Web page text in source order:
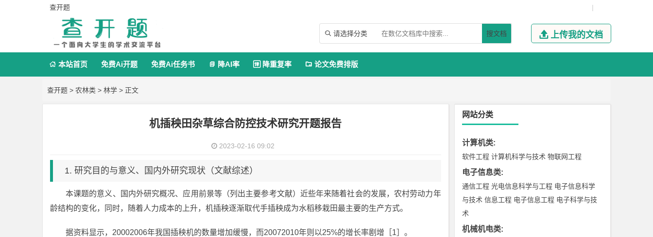
查开题 |
 请选择分类 搜文档  上传我的文档
 本站首页 免费Ai开题 免费Ai任务书  降AI率  降重复率  论文免费排版
查开题 > 农林类 > 林学 > 正文
机插秧田杂草综合防控技术研究开题报告
2023-02-16 09:02
1. 研究目的与意义、国内外研究现状（文献综述）
本课题的意义、国内外研究概况、应用前景等（列出主要参考文献）近些年来随着社会的发展，农村劳动力年
龄结构的变化，同时，随着人力成本的上升，机插秧逐渐取代手插秧成为水稻移栽田最主要的生产方式。
据资料显示，20002006年我国插秧机的数量增加缓慢，而20072010年则以25%的增长率剧增［1］。
网站分类
计算机类:
软件工程 计算机科学与技术 物联网工程
电子信息类:
通信工程 光电信息科学与工程 电子信息科学
与技术 信息工程 电子信息工程 电子科学与技
术
机械机电类: